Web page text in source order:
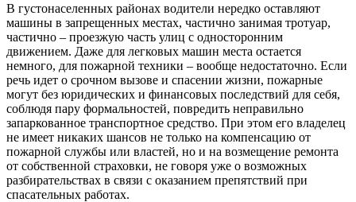
В густонаселенных районах водители нередко оставляют
машины в запрещенных местах, частично занимая тротуар,
частично – проезжую часть улиц с односторонним
движением. Даже для легковых машин места остается
немного, для пожарной техники – вообще недостаточно. Если
речь идет о срочном вызове и спасении жизни, пожарные
могут без юридических и финансовых последствий для себя,
соблюдя пару формальностей, повредить неправильно
запаркованное транспортное средство. При этом его владелец
не имеет никаких шансов не только на компенсацию от
пожарной службы или властей, но и на возмещение ремонта
от собственной страховки, не говоря уже о возможных
разбирательствах в связи с оказанием препятствий при
спасательных работах.